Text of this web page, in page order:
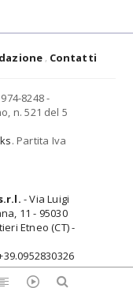
Contatti
8248 -
n. 521 del 5
. Partita Iva
- Via Luigi
11 - 95030
Etneo (CT) -